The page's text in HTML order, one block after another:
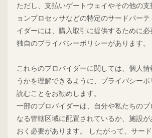
ただし、支払いゲートウェイやその他の
ョンプロセッサなどの特定のサードパー
イダーには、購入取引に提供するために
独自のプライバシーポリシーがあります。
これらのプロバイダーに関しては、個人
うかを理解できるように、プライバシーポ
読むことをお勧めします。
一部のプロバイダーは、自分や私たちの
なる管轄区域に配置されているか、施設
おく必要があります。 したがって、サー